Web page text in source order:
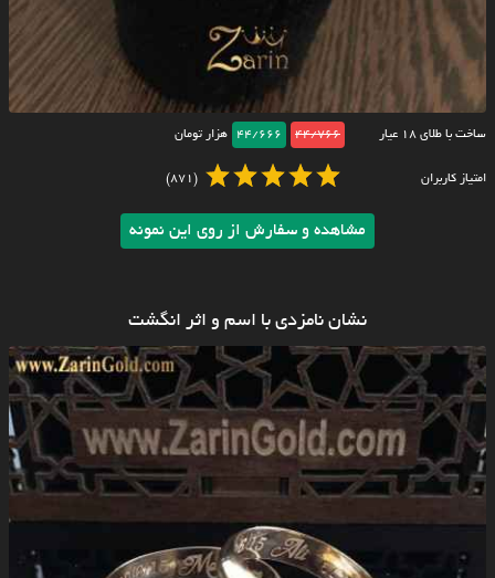
ساخت با طلای ۱۸ عیار 44/766
44/666 هزار تومان
امتیاز کاربران (871)
مشاهده و سفارش از روی این نمونه
نشان نامزدی با اسم و اثر انگشت